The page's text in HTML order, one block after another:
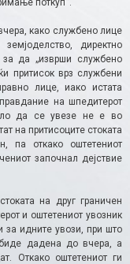
поткуп“.
како службено лице
директно
да „изврши службено
притисок врз службени
лице, иако истата
на шпедитерот
да се увезе не е во
на притисоците стоката
па откако оштетениот
започнал дејствие
на друг граничен
и оштетениот увозник
за идните увози, при што
дадена до вчера, а
Откако оштетениот ги